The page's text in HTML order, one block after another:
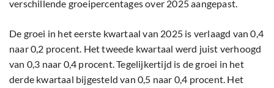
verschillende groeipercentages over 2025 aangepast.
De groei in het eerste kwartaal van 2025 is verlaagd van 0,4
naar 0,2 procent. Het tweede kwartaal werd juist verhoogd
van 0,3 naar 0,4 procent. Tegelijkertijd is de groei in het
derde kwartaal bijgesteld van 0,5 naar 0,4 procent. Het